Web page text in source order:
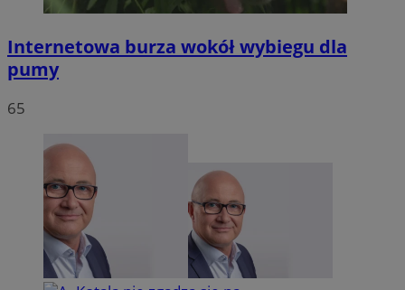
Internetowa burza wokół wybiegu dla
pumy
65